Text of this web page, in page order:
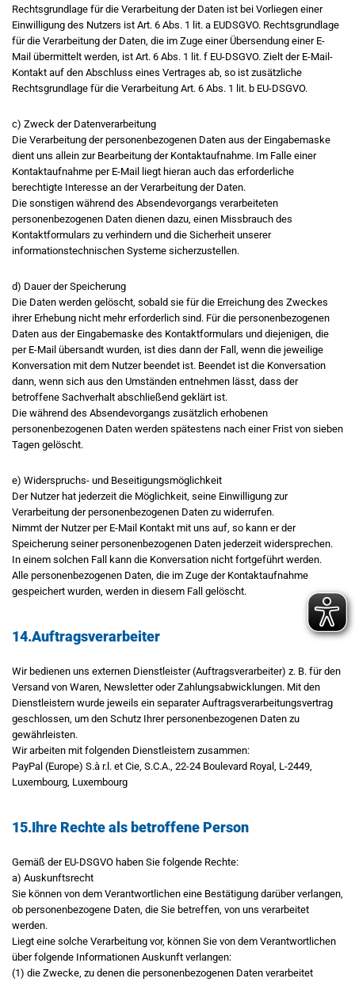
Rechtsgrundlage für die Verarbeitung der Daten ist bei Vorliegen einer
Einwilligung des Nutzers ist Art. 6 Abs. 1 lit. a EUDSGVO. Rechtsgrundlage
für die Verarbeitung der Daten, die im Zuge einer Übersendung einer E-
Mail übermittelt werden, ist Art. 6 Abs. 1 lit. f EU-DSGVO. Zielt der E-Mail-
Kontakt auf den Abschluss eines Vertrages ab, so ist zusätzliche
Rechtsgrundlage für die Verarbeitung Art. 6 Abs. 1 lit. b EU-DSGVO.
c) Zweck der Datenverarbeitung
Die Verarbeitung der personenbezogenen Daten aus der Eingabemaske
dient uns allein zur Bearbeitung der Kontaktaufnahme. Im Falle einer
Kontaktaufnahme per E-Mail liegt hieran auch das erforderliche
berechtigte Interesse an der Verarbeitung der Daten.
Die sonstigen während des Absendevorgangs verarbeiteten
personenbezogenen Daten dienen dazu, einen Missbrauch des
Kontaktformulars zu verhindern und die Sicherheit unserer
informationstechnischen Systeme sicherzustellen.
d) Dauer der Speicherung
Die Daten werden gelöscht, sobald sie für die Erreichung des Zweckes
ihrer Erhebung nicht mehr erforderlich sind. Für die personenbezogenen
Daten aus der Eingabemaske des Kontaktformulars und diejenigen, die
per E-Mail übersandt wurden, ist dies dann der Fall, wenn die jeweilige
Konversation mit dem Nutzer beendet ist. Beendet ist die Konversation
dann, wenn sich aus den Umständen entnehmen lässt, dass der
betroffene Sachverhalt abschließend geklärt ist.
Die während des Absendevorgangs zusätzlich erhobenen
personenbezogenen Daten werden spätestens nach einer Frist von sieben
Tagen gelöscht.
e) Widerspruchs- und Beseitigungsmöglichkeit
Der Nutzer hat jederzeit die Möglichkeit, seine Einwilligung zur
Verarbeitung der personenbezogenen Daten zu widerrufen.
Nimmt der Nutzer per E-Mail Kontakt mit uns auf, so kann er der
Speicherung seiner personenbezogenen Daten jederzeit widersprechen.
In einem solchen Fall kann die Konversation nicht fortgeführt werden.
Alle personenbezogenen Daten, die im Zuge der Kontaktaufnahme
gespeichert wurden, werden in diesem Fall gelöscht.
14.Auftragsverarbeiter
Wir bedienen uns externen Dienstleister (Auftragsverarbeiter) z. B. für den
Versand von Waren, Newsletter oder Zahlungsabwicklungen. Mit den
Dienstleistern wurde jeweils ein separater Auftragsverarbeitungsvertrag
geschlossen, um den Schutz Ihrer personenbezogenen Daten zu
gewährleisten.
Wir arbeiten mit folgenden Dienstleistern zusammen:
PayPal (Europe) S.à r.l. et Cie, S.C.A., 22-24 Boulevard Royal, L-2449,
Luxembourg, Luxembourg
15.Ihre Rechte als betroffene Person
Gemäß der EU-DSGVO haben Sie folgende Rechte:
a) Auskunftsrecht
Sie können von dem Verantwortlichen eine Bestätigung darüber verlangen,
ob personenbezogene Daten, die Sie betreffen, von uns verarbeitet
werden.
Liegt eine solche Verarbeitung vor, können Sie von dem Verantwortlichen
über folgende Informationen Auskunft verlangen:
(1) die Zwecke, zu denen die personenbezogenen Daten verarbeitet